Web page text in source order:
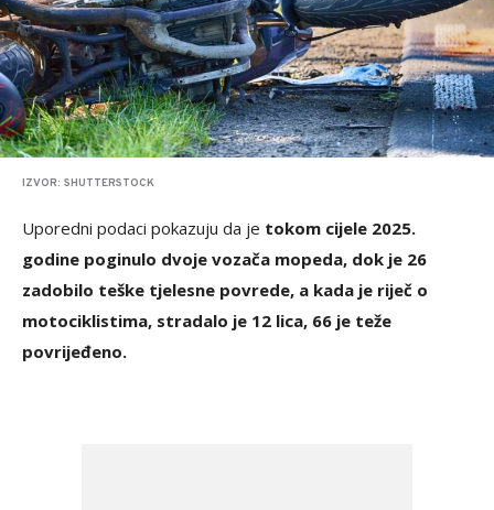
IZVOR: SHUTTERSTOCK
Uporedni podaci pokazuju da je tokom cijele 2025.
godine poginulo dvoje vozača mopeda, dok je 26
zadobilo teške tjelesne povrede, a kada je riječ o
motociklistima, stradalo je 12 lica, 66 je teže
povrijeđeno.